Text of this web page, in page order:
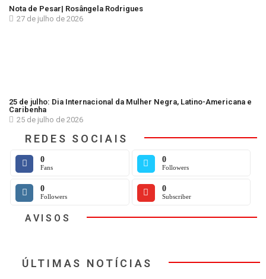
Nota de Pesar| Rosângela Rodrigues
27 de julho de 2026
25 de julho: Dia Internacional da Mulher Negra, Latino-Americana e
Caribenha
25 de julho de 2026
REDES SOCIAIS
0
Fans
0
Followers
0
Followers
0
Subscriber
AVISOS
ÚLTIMAS NOTÍCIAS